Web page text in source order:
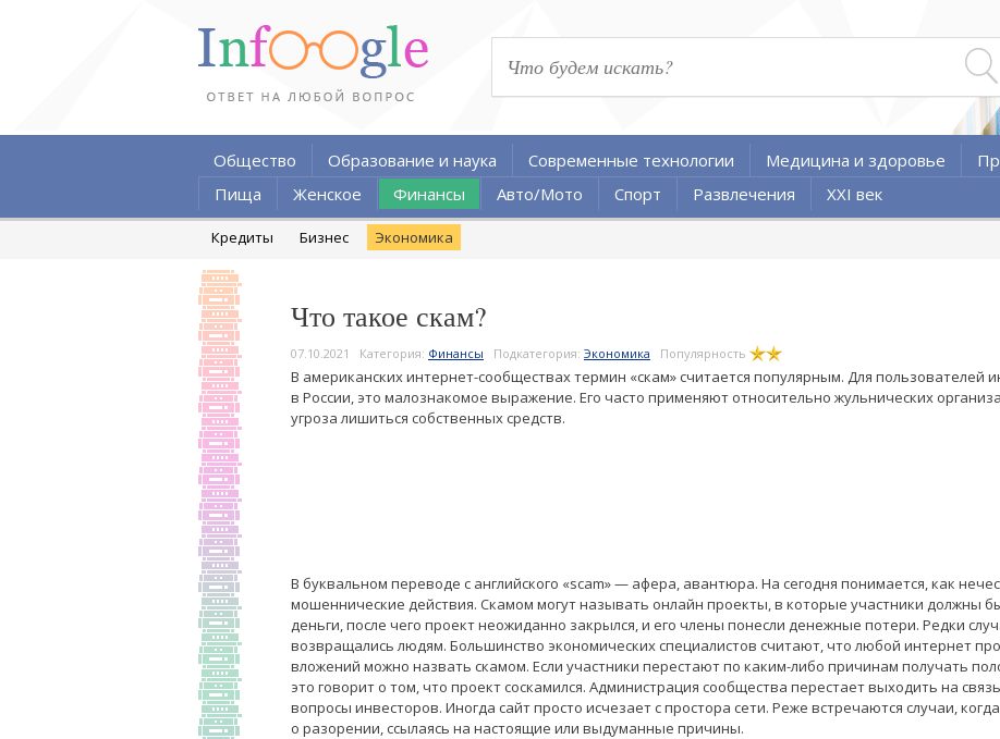
Общество Образование и наука Современные технологии Медицина и здоровье
Пища
Женское Финансы Авто/Мото Спорт Развлечения XXI век
Кредиты Бизнес Экономика
Что такое скам?
07.10.2021 Категория: Финансы Подкатегория: Экономика Популярность
В американских интернет-сообществах термин «скам» считается популярным. Для
в России, это малознакомое выражение. Его часто применяют относительно жульнических
угроза лишиться собственных средств.
В буквальном переводе с английского «scam» — афера, авантюра. На сегодня понимается, как
мошеннические действия. Скамом могут называть онлайн проекты, в которые участники должны
деньги, после чего проект неожиданно закрылся, и его члены понесли денежные потери. Редки
возвращались людям. Большинство экономических специалистов считают, что любой интернет
вложений можно назвать скамом. Если участники перестают по каким-либо причинам получать
это говорит о том, что проект соскамился. Администрация сообщества перестает выходить на
вопросы инвесторов. Иногда сайт просто исчезает с простора сети. Реже встречаются случаи,
о разорении, ссылаясь на настоящие или выдуманные причины.